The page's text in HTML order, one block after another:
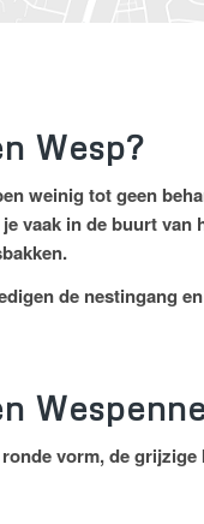
Wesp?
weinig tot geen
vaak in de buurt van
de nestingang
vorm, de grijzige